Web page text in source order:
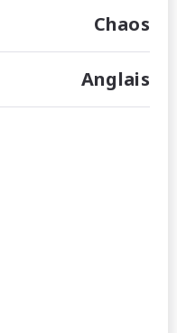
Chaos
Anglais